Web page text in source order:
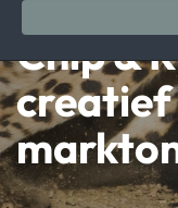
Chip &
creatief